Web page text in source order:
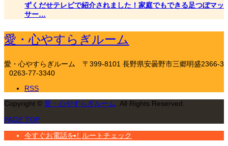
ずくだせテレビで紹介されました！家庭でもできる足つぼマッ
サー…
愛・心やすらぎルーム
愛・心やすらぎルーム
〒399-8101 長野県安曇野市三郷明盛2366-3
0263-77-3340
RSS
Copyright © 愛・心やすらぎルーム
. All Rights Reserved.
PAGE TOP
今すぐお電話を！ ルートチェック